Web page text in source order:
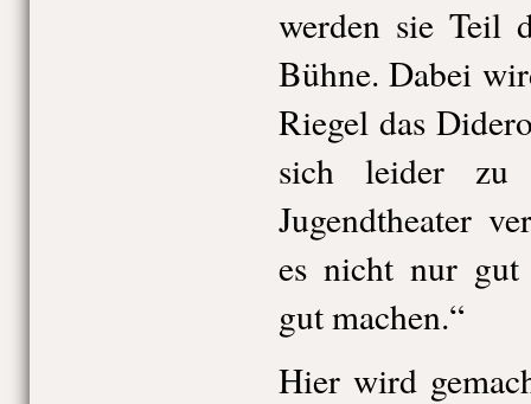
werden sie Teil
Bühne. Dabei
Riegel das
sich leider zu
Jugendtheater
es nicht nur gut
gut machen.“
Hier wird